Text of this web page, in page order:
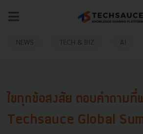
NEWS TECH & BIZ AI
ไขทุกข้อสงสัย ตอบคำถามที่
Techsauce Global